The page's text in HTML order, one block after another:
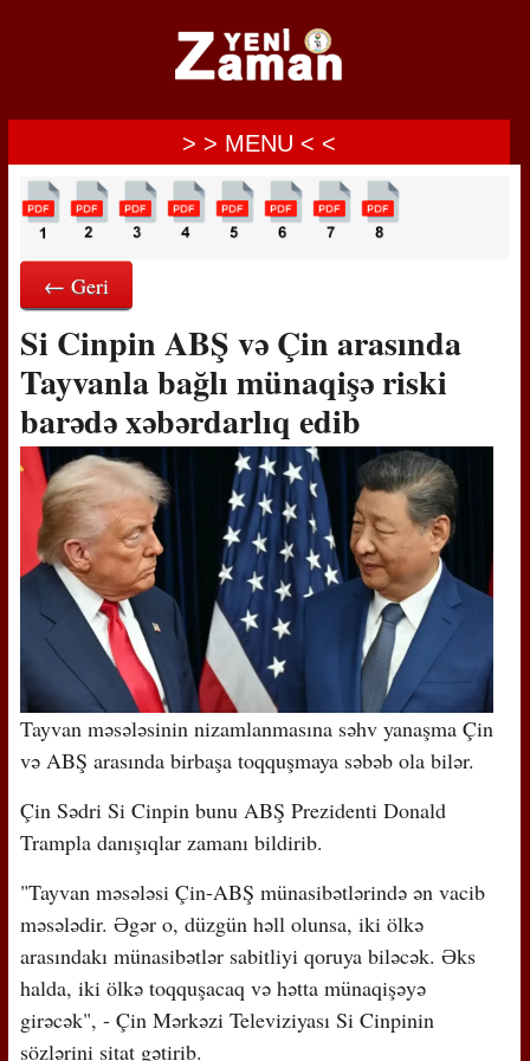
> > MENU < <
← Geri
Si Cinpin ABŞ və Çin arasında
Tayvanla bağlı münaqişə riski
barədə xəbərdarlıq edib
Tayvan məsələsinin nizamlanmasına səhv yanaşma Çin
və ABŞ arasında birbaşa toqquşmaya səbəb ola bilər.
Çin Sədri Si Cinpin bunu ABŞ Prezidenti Donald
Trampla danışıqlar zamanı bildirib.
"Tayvan məsələsi Çin-ABŞ münasibətlərində ən vacib
məsələdir. Əgər o, düzgün həll olunsa, iki ölkə
arasındakı münasibətlər sabitliyi qoruya biləcək. Əks
halda, iki ölkə toqquşacaq və hətta münaqişəyə
girəcək", - Çin Mərkəzi Televiziyası Si Cinpinin
sözlərini sitat gətirib.